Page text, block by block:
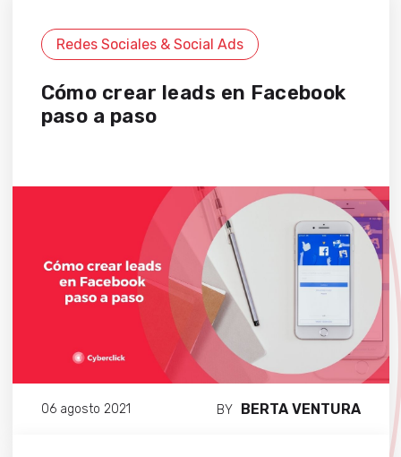
Redes Sociales & Social Ads
Cómo crear leads en Facebook
paso a paso
06 agosto 2021 BY BERTA VENTURA